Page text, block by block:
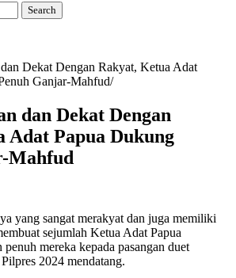
Dekat Dengan Rakyat, Ketua Adat
Ganjar-Mahfud
dan Dekat Dengan
Adat Papua Dukung
Mahfud
yang sangat merakyat dan juga memiliki
sejumlah Ketua Adat Papua
mereka kepada pasangan duet
2024 mendatang.